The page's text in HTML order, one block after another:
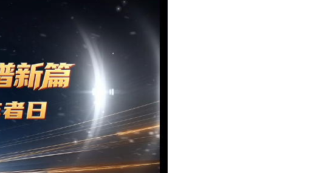
中国科协要肩负起党和政府联系科技工作者桥梁
和纽带的职责，坚持为科技工作者服务、为创新驱动
发展服务、为提高全民科学素质服务、为党和政府科
学决策服务，更广泛地把广大科技工作者团结在党的
周围，弘扬科学家精神，涵养优良学风。要坚持面向
世界、面向未来，增进对国际科技界的开放、信任、
合作，为全面建设社会主义现代化国家、推动构建人
类命运共同体作出更大贡献。 ——习近平 2021.5.28